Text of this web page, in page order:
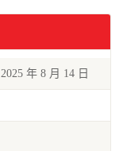
2025 年 8 月 14 日